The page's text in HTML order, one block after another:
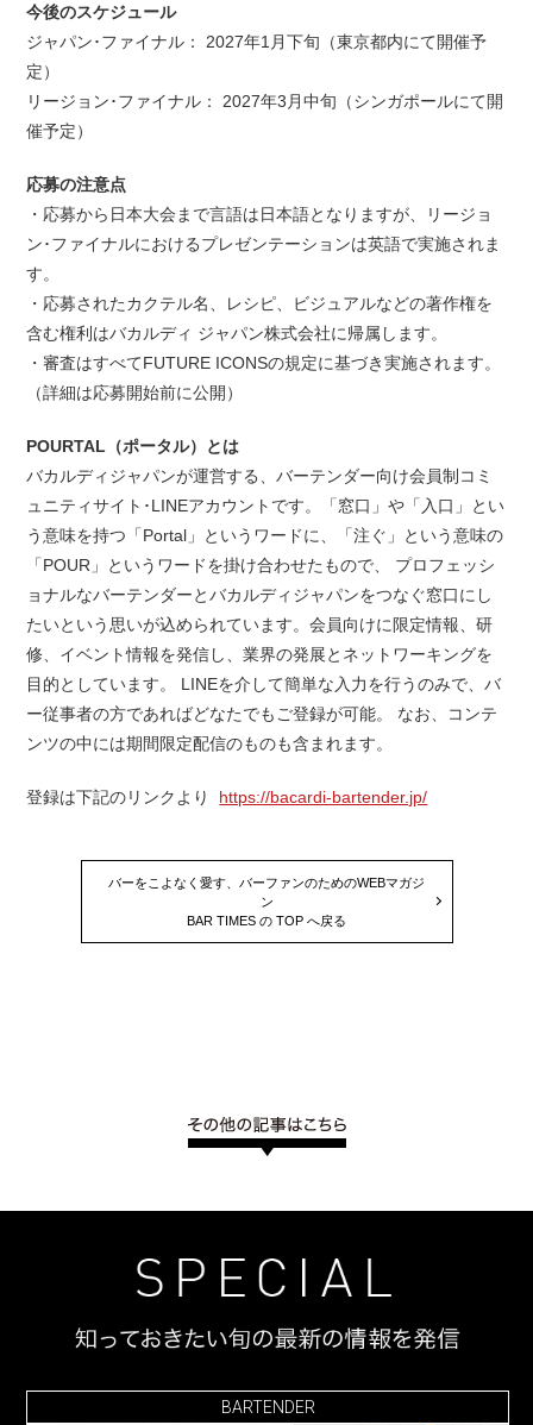
今後のスケジュール
ジャパン･ファイナル： 2027年1月下旬（東京都内にて開催予
定）
リージョン･ファイナル： 2027年3月中旬（シンガポールにて開
催予定）
応募の注意点
・応募から日本大会まで言語は日本語となりますが、リージョ
ン･ファイナルにおけるプレゼンテーションは英語で実施されま
す。
・応募されたカクテル名、レシピ、ビジュアルなどの著作権を
含む権利はバカルディ ジャパン株式会社に帰属します。
・審査はすべてFUTURE ICONSの規定に基づき実施されます。
（詳細は応募開始前に公開）
POURTAL（ポータル）とは
バカルディジャパンが運営する、バーテンダー向け会員制コミ
ュニティサイト･LINEアカウントです。「窓口」や「入口」とい
う意味を持つ「Portal」というワードに、「注ぐ」という意味の
「POUR」というワードを掛け合わせたもので、 プロフェッシ
ョナルなバーテンダーとバカルディジャパンをつなぐ窓口にし
たいという思いが込められています。会員向けに限定情報、研
修、イベント情報を発信し、業界の発展とネットワーキングを
目的としています。 LINEを介して簡単な入力を行うのみで、バ
ー従事者の方であればどなたでもご登録が可能。 なお、コンテ
ンツの中には期間限定配信のものも含まれます。
登録は下記のリンクより https://bacardi-bartender.jp/
バーをこよなく愛す、バーファンのためのWEBマガジ
ン
BAR TIMES の TOP へ戻る
BARTENDER